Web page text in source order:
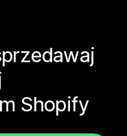
Shopify